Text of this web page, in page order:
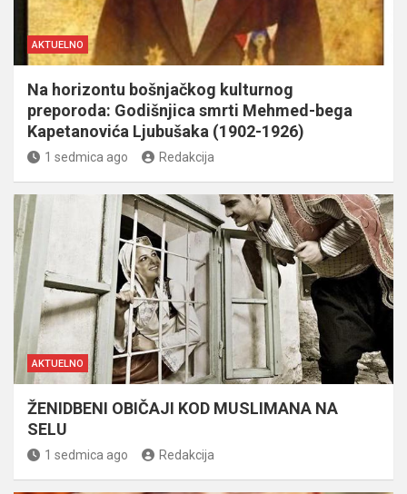
AKTUELNO
Na horizontu bošnjačkog kulturnog
preporoda: Godišnjica smrti Mehmed-bega
Kapetanovića Ljubušaka (1902-1926)
1 sedmica ago Redakcija
AKTUELNO
ŽENIDBENI OBIČAJI KOD MUSLIMANA NA
SELU
1 sedmica ago Redakcija